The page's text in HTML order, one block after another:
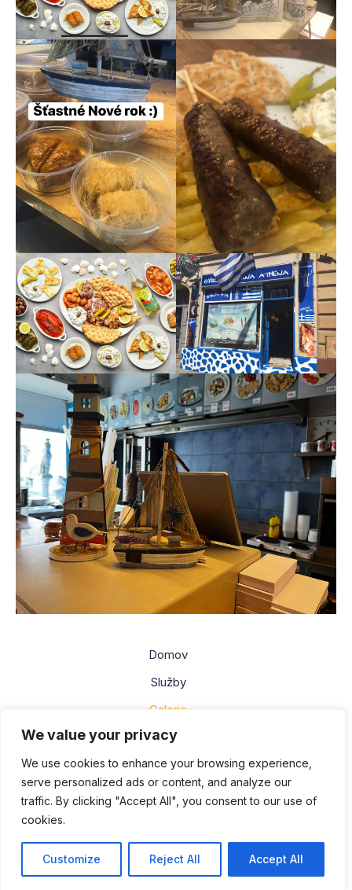
We value your privacy
We use cookies to enhance your browsing experience,
serve personalized ads or content, and analyze our
traffic. By clicking "Accept All", you consent to our use of
cookies.
Customize Reject All Accept All
Domov
Služby
Galerie
Jídelní lístek
Rozvoz
Autorská práva © 2026 Taverna Athena